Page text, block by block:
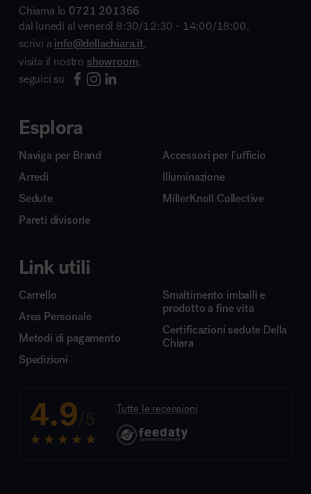
Chiama lo 0721 201366
dal lunedì al venerdì 8:30/12:30 - 14:00/18:00,
scrivi a info@dellachiara.it,
visita il nostro showroom,
seguici su
Esplora
Naviga per Brand
Arredi
Sedute
Pareti divisorie
Accessori per l’ufficio
Illuminazione
MillerKnoll Collective
Link utili
Carrello
Area Personale
Metodi di pagamento
Spedizioni
Smaltimento imballi e
prodotto a fine vita
Certificazioni sedute Della
Chiara
4.9/5 Tutte le recensioni